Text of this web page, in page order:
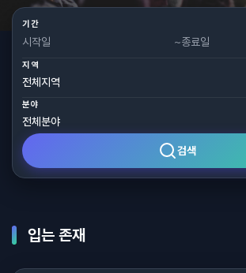
기간
~
지역
분야
검색
입는 존재